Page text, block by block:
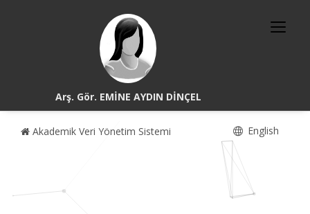
Arş. Gör. EMİNE AYDIN DİNÇEL
Akademik Veri Yönetim Sistemi English